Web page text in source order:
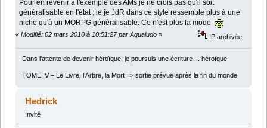
Pour en revenir à l'exemple des AMs je ne crois pas qu'il soit
généralisable en l'état ; le je JdR dans ce style ressemble plus à une
niche qu'à un MORPG généralisable. Ce n'est plus la mode
« Modifié: 02 mars 2010 à 10:51:27 par Aqualudo » IP archivée
Dans l'attente de devenir héroïque, je poursuis une écriture ... héroïque
TOME IV – Le Livre, l’Arbre, la Mort => sortie prévue après la fin du monde
Hedrick
Invité